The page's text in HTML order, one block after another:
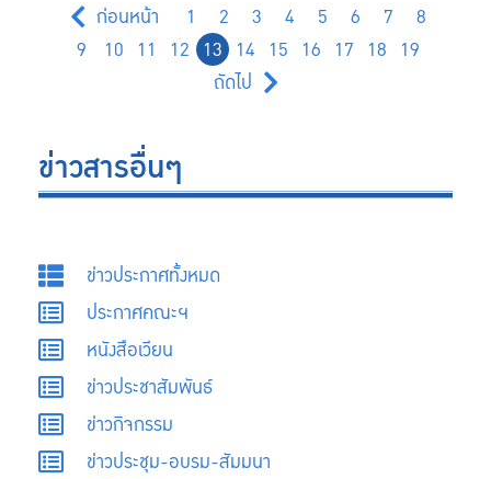
ก่อนหน้า 1 2 3 4 5 6 7
8
9
10 11 12 13 14 15 16 17 18 19
ถัดไป
ข่าวสารอื่นๆ
ข่าวประกาศทั้งหมด
ประกาศคณะฯ
หนังสือเวียน
ข่าวประชาสัมพันธ์
ข่าวกิจกรรม
ข่าวประชุม-อบรม-สัมมนา